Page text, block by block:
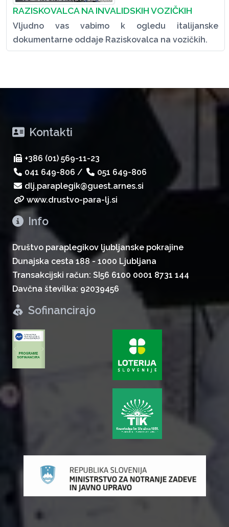
RAZISKOVALCA NA INVALIDSKIH VOZIČKIH
Vljudno vas vabimo k ogledu italijanske
dokumentarne oddaje Raziskovalca na vozičkih.
Kontakti
+386 (01) 569-11-23
041 649-806 /
051 649-806
dlj.paraplegik@guest.arnes.si
www.drustvo-para-lj.si
Info
Društvo paraplegikov ljubljanske pokrajine
Dunajska cesta 188 - 1000 Ljubljana
Transakcijski račun: SI56 6100 0001 8731 144
Davčna številka: 92039456
zurück
Sofinancirajo